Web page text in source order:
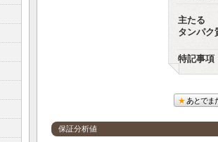
主たる
タンパク
特記事項
あとでま
保証分析値